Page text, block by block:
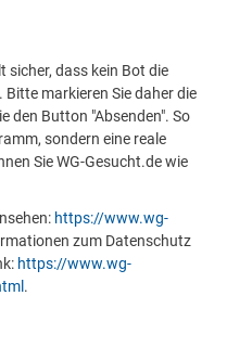
sicher, dass kein Bot die
markieren Sie daher die
den Button "Absenden". So
sondern eine reale
Sie WG-Gesucht.de wie
https://www.wg-
zum Datenschutz
https://www.wg-
.